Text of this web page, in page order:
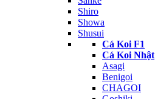
Shiro
Showa
Shusui
Cá Koi F1
Cá Koi Nhật
Asagi
Benigoi
CHAGOI